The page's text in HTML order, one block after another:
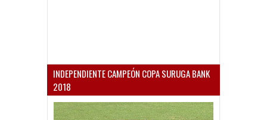
INDEPENDIENTE CAMPEÓN COPA SURUGA BANK
2018